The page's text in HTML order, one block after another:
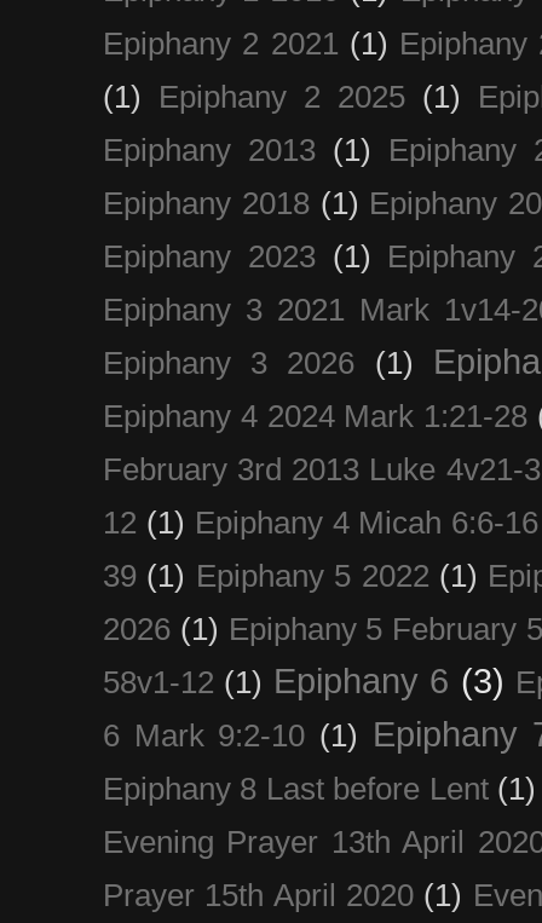
Epiphany 2 2021 (1) Epiphany
(1)
Epiphany 2 2025 (1)
Epiphany 2013 (1)
Epiphany
Epiphany 2018 (1) Epiphany
Epiphany 2023 (1)
Epiphany
Epiphany 3 2021 Mark 1v14-
Epiphany 3 2026
(1)
Epiphany 4 2024 Mark 1:21-28
February 3rd 2013 Luke 4v21-
12 (1) Epiphany 4 Micah 6:6-16
39 (1) Epiphany 5 2022 (1)
2026 (1) Epiphany 5 February
58v1-12 (1) Epiphany 6 (3)
6 Mark 9:2-10 (1) Epiphany
Epiphany 8 Last before Lent (1)
Evening Prayer 13th April
Prayer 15th April 2020 (1)